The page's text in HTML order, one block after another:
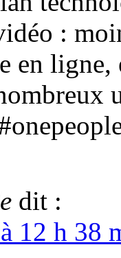
:
en ligne,
dit :
12 h 38